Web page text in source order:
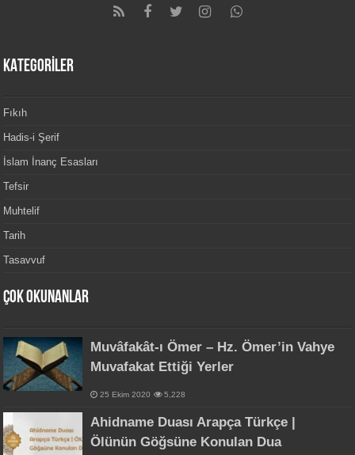
KATEGORİLER
Fıkıh
Hadis-i Şerif
İslam İnanç Esasları
Tefsir
Muhtelif
Tarih
Tasavvuf
Çok Okunanlar
Muvâfakât-ı Ömer – Hz. Ömer’in Vahye
Muvafakat Ettiği Yerler
25 Ekim 2020 5,228
Ahidname Duası Arapça Türkçe |
Ölünün Göğsüne Konulan Dua